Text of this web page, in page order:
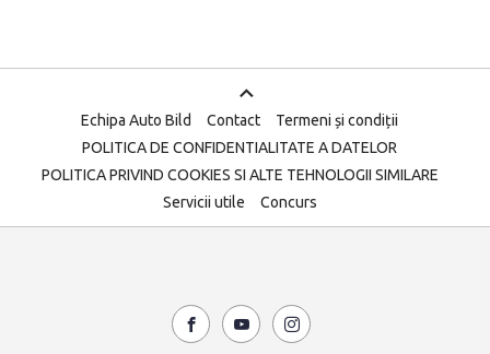
Echipa Auto Bild Contact
Termeni și condiții
POLITICA DE CONFIDENTIALITATE A DATELOR
POLITICA PRIVIND COOKIES SI ALTE TEHNOLOGII SIMILARE
Servicii utile
Concurs